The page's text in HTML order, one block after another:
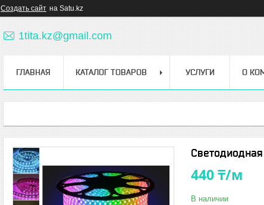
Создать сайт на Satu.kz
1tita.kz@gmail.com
ГЛАВНАЯ КАТАЛОГ ТОВАРОВ УСЛУГИ О
440 ₸/м
В наличии